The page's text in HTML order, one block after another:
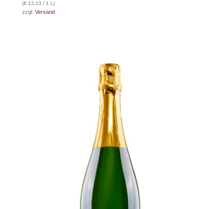
(€12,13 / 1 L)
zzgl. Versand